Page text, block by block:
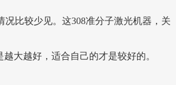
比较少见。这308准分子激光机器，关
大越好，适合自己的才是较好的。